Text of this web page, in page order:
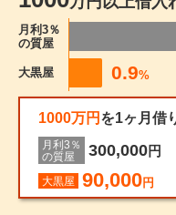
月利3％
の質屋
大黒屋 0.9%
1000万円 を1ヶ月借
月利3％
の質屋
300,000円
大黒屋 90,000円